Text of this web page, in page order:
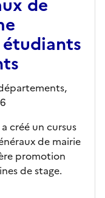
créé un cursus
de mairie
promotion
de stage.